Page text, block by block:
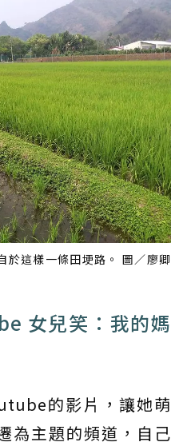
於這樣一條田埂路。 圖／廖卿
女兒笑：我的媽
的影片，讓她萌
為主題的頻道，自己